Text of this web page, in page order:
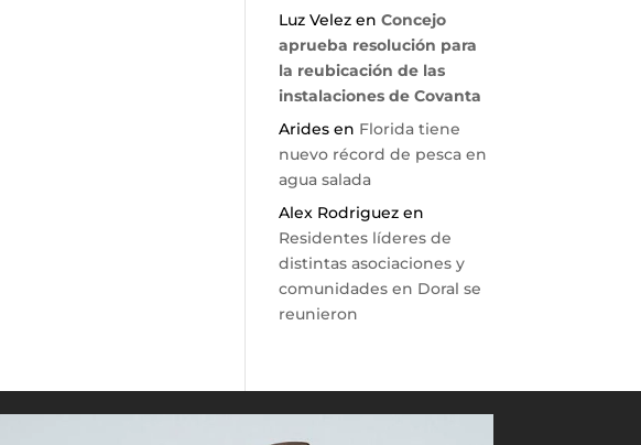
Luz Velez enConcejo
aprueba resolución para
la reubicación de las
instalaciones de Covanta
Arides en Florida tiene
nuevo récord de pesca en
agua salada
Alex Rodriguez en
Residentes líderes de
distintas asociaciones y
comunidades en Doral se
reunieron